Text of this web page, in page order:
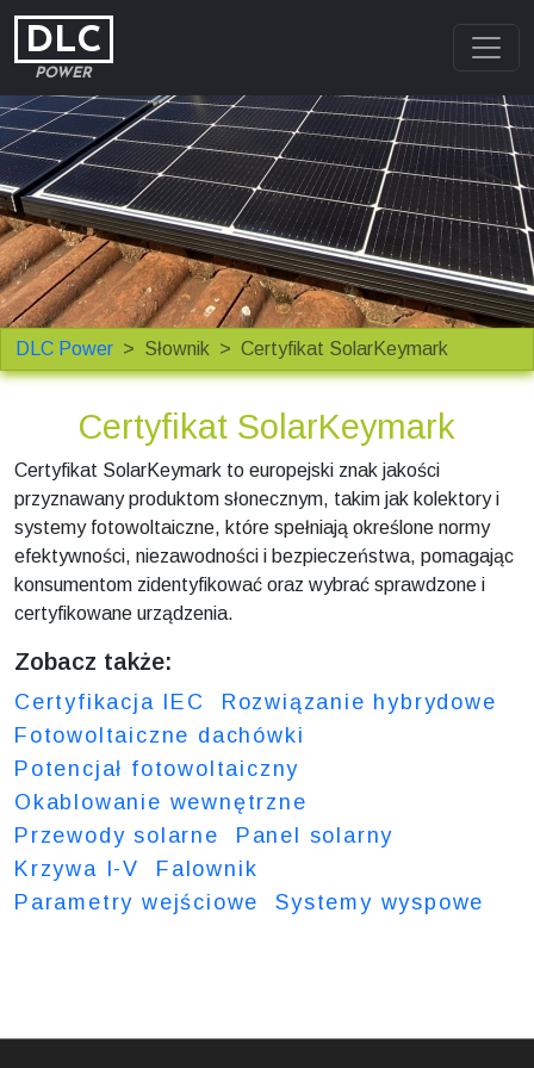
DLC
POWER
DLC Power Słownik Certyfikat SolarKeymark
Certyfikat SolarKeymark
Certyfikat SolarKeymark to europejski znak jakości
przyznawany produktom słonecznym, takim jak kolektory i
systemy fotowoltaiczne, które spełniają określone normy
efektywności, niezawodności i bezpieczeństwa, pomagając
konsumentom zidentyfikować oraz wybrać sprawdzone i
certyfikowane urządzenia.
Zobacz także:
Certyfikacja IEC
Rozwiązanie hybrydowe
Fotowoltaiczne dachówki
Potencjał fotowoltaiczny
Okablowanie wewnętrzne
Przewody solarne
Panel solarny
Krzywa I-V
Falownik
Parametry wejściowe
Systemy wyspowe